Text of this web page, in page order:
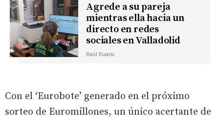
Agrede a su pareja
mientras ella hacia un
directo en redes
sociales en Valladolid
Raúl Ruano
Con el ‘Eurobote’ generado en el próximo
sorteo de Euromillones, un único acertante de